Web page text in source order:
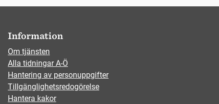
Information
Om tjänsten
Alla tidningar A-Ö
Hantering av personuppgifter
Tillgänglighetsredogörelse
Hantera kakor